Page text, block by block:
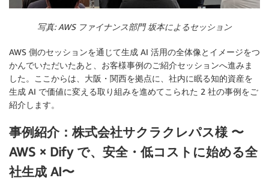
写真: AWS ファイナンス部門 坂本によるセッション
AWS 側のセッションを通じて生成 AI 活用の全体像とイメージをつ
かんでいただいたあと、お客様事例のご紹介セッションへ進みま
した。ここからは、大阪・関西を拠点に、社内に眠る知的資産を
生成 AI で価値に変える取り組みを進めてこられた 2 社の事例をご
紹介します。
事例紹介：株式会社サクラクレパス様 〜
AWS × Dify で、安全・低コストに始める全
社生成 AI〜